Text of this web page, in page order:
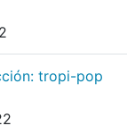
tropi-pop